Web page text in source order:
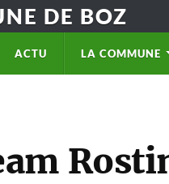
DE BOZ
ACTU LA COMMUNE